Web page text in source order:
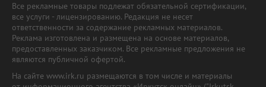
Все рекламные товары подлежат обязательной сертификации,
все услуги - лицензированию. Редакция не несет
ответственности за содержание рекламных материалов.
Реклама изготовлена и размещена на основе материалов,
предоставленных заказчиком. Все рекламные предложения не
являются публичной офертой.
На сайте www.irk.ru размещаются в том числе и материалы